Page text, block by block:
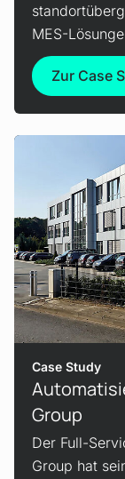
MES-
Zur Case
Case Study
Group
Der Full-
Group hat